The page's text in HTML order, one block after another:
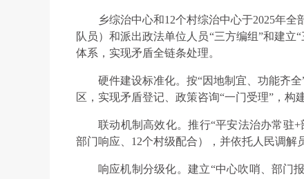
乡综治中心和12个村综治中心于2025年
队员）和派出政法单位人员“三方编组”和建
体系，实现矛盾全链条处理。
硬件建设标准化‌。按“因地制宜、功能齐
区，实现矛盾登记、政策咨询“一门受理”，构
联动机制高效化‌。推行“平安法治办常驻
部门响应、12个村级配合），并依托人民调解
响应机制分级化‌。建立“中心吹哨、部门